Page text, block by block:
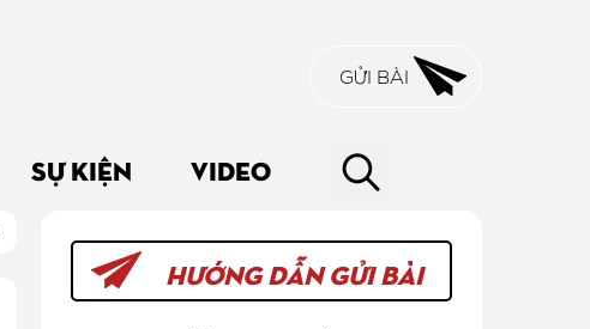
GỬI BÀI
SỰ KIỆN VIDEO
HƯỚNG DẪN GỬI BÀI